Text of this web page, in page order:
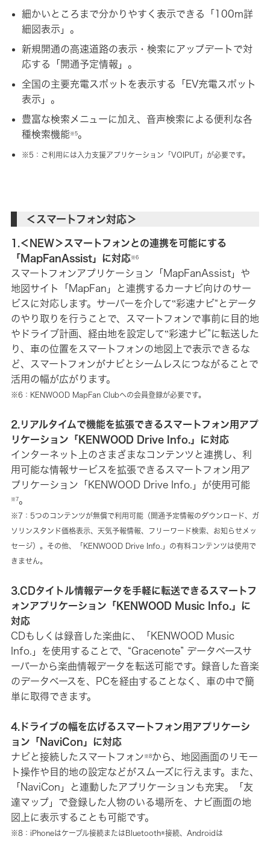
細かいところまで分かりやすく表示できる「100m詳
細図表示」。
新規開通の高速道路の表示・検索にアップデートで対
応する「開通予定情報」。
全国の主要充電スポットを表示する「EV充電スポット
表示」。
豊富な検索メニューに加え、音声検索による便利な各
種検索機能 ※5。
※5：ご利用には入力支援アプリケーション「VOIPUT」が必要です。
＜スマートフォン対応＞
1.＜NEW＞スマートフォンとの連携を可能にする
「MapFanAssist」に対応※6
スマートフォンアプリケーション「MapFanAssist」や
地図サイト「MapFan」と連携するカーナビ向けのサー
ビスに対応します。サーバーを介して‟彩速ナビ“とデータ
のやり取りを行うことで、スマートフォンで事前に目的地
やドライブ計画、経由地を設定して‟彩速ナビ”に転送した
り、車の位置をスマートフォンの地図上で表示できるな
ど、スマートフォンがナビとシームレスにつながることで
活用の幅が広がります。
※6：KENWOOD MapFan Clubへの会員登録が必要です。
2.リアルタイムで機能を拡張できるスマートフォン用アプ
リケーション「KENWOOD Drive Info.」に対応
インターネット上のさまざまなコンテンツと連携し、利
用可能な情報サービスを拡張できるスマートフォン用ア
プリケーション「KENWOOD Drive Info.」が使用可能
※7。
※7：5つのコンテンツが無償で利用可能（開通予定情報のダウンロード、ガ
ソリンスタンド価格表示、天気予報情報、フリーワード検索、お知らせメッ
セージ）。その他、「KENWOOD Drive Info.」の有料コンテンツは使用で
きません。
3.CDタイトル情報データを手軽に転送できるスマートフ
ォンアプリケーション「KENWOOD Music Info.」に
対応
CDもしくは録音した楽曲に、「KENWOOD Music
Info.」を使用することで、“Gracenote” データベースサ
ーバーから楽曲情報データを転送可能です。録音した音楽
のデータベースを、PCを経由することなく、車の中で簡
単に取得できます。
4.ドライブの幅を広げるスマートフォン用アプリケーシ
ョン「NaviCon」に対応
ナビと接続したスマートフォン ※8から、地図画面のリモー
ト操作や目的地の設定などがスムーズに行えます。また、
「NaviCon」と連動したアプリケーションも充実。「友
達マップ」で登録した人物のいる場所を、ナビ画面の地
図上に表示することも可能です。
※8：iPhoneはケーブル接続またはBluetooth®接続、Androidは